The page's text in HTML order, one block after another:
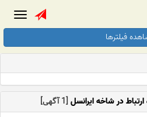
فیلترها
در شاخه ایرانسل [1 آگهی]